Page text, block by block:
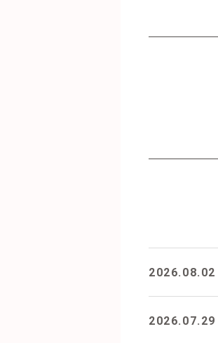
2026.08.02
2026.07.29